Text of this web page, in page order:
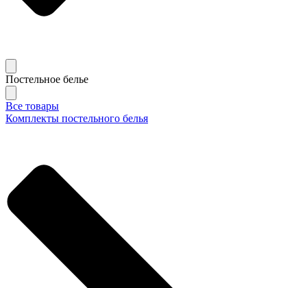
Постельное белье
Все товары
Комплекты постельного белья